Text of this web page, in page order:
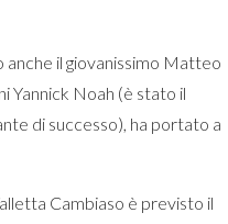
il giovanissimo Matteo
Yannick Noah (è stato il
di successo), ha portato a
Cambiaso è previsto il